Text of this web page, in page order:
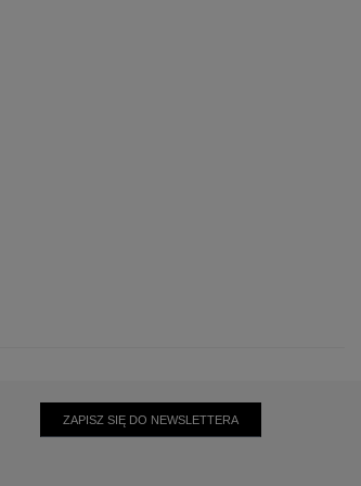
ZAPISZ SIĘ DO NEWSLETTERA